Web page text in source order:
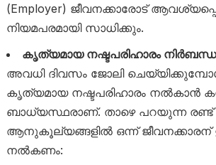
(Employer) ജീവനക്കാരോട്
നിയമപരമായി സാധിക്കും.
കൃത്യമായ നഷ്ടപരിഹാരം
അവധി ദിവസം ജോലി
കൃത്യമായ നഷ്ടപരിഹാരം നൽകാൻ
ബാധ്യസ്ഥരാണ്. താഴെ പറയുന്ന രണ്ട്
ആനുകൂല്യങ്ങളിൽ ഒന്ന് ജീവനക്കാരന്
നൽകണം: